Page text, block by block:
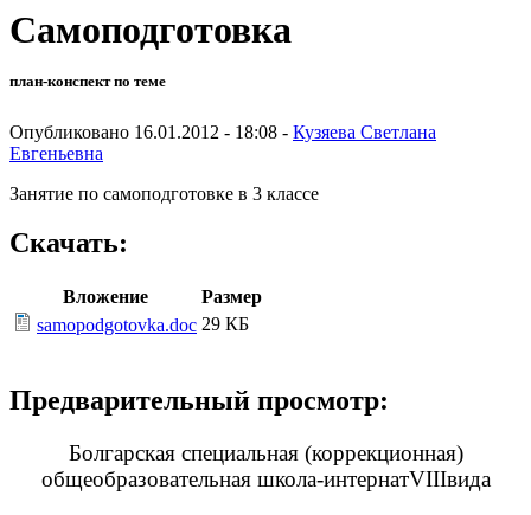
Самоподготовка
план-конспект по теме
Опубликовано 16.01.2012 - 18:08 - Кузяева Светлана
Евгеньевна
Занятие по самоподготовке в 3 классе
Скачать:
Вложение
Размер
samopodgotovka.doc 29 КБ
Предварительный просмотр:
Болгарская специальная (коррекционная)
общеобразовательная школа-интернатVIIIвида